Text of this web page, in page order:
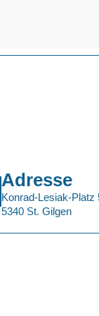
Adresse
Konrad-Lesiak-Platz
5340 St. Gilgen